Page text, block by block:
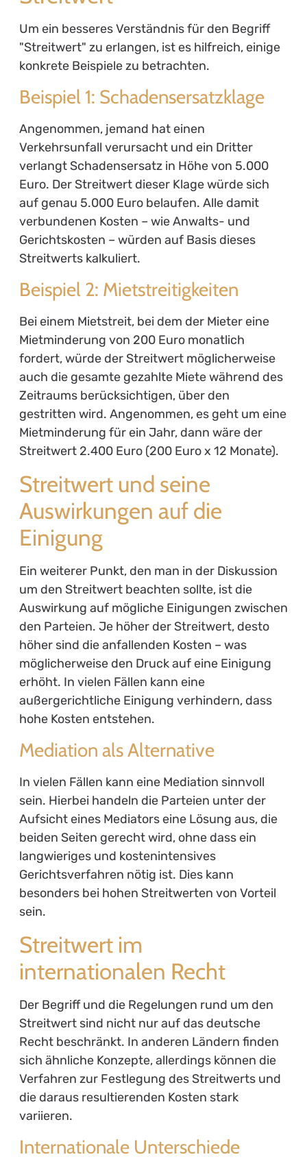
Um ein besseres Verständnis für den Begriff
"Streitwert" zu erlangen, ist es hilfreich, einige
konkrete Beispiele zu betrachten.
Beispiel 1: Schadensersatzklage
Angenommen, jemand hat einen
Verkehrsunfall verursacht und ein Dritter
verlangt Schadensersatz in Höhe von 5.000
Euro. Der Streitwert dieser Klage würde sich
auf genau 5.000 Euro belaufen. Alle damit
verbundenen Kosten – wie Anwalts- und
Gerichtskosten – würden auf Basis dieses
Streitwerts kalkuliert.
Beispiel 2: Mietstreitigkeiten
Bei einem Mietstreit, bei dem der Mieter eine
Mietminderung von 200 Euro monatlich
fordert, würde der Streitwert möglicherweise
auch die gesamte gezahlte Miete während des
Zeitraums berücksichtigen, über den
gestritten wird. Angenommen, es geht um eine
Mietminderung für ein Jahr, dann wäre der
Streitwert 2.400 Euro (200 Euro x 12 Monate).
Streitwert und seine
Auswirkungen auf die
Einigung
Ein weiterer Punkt, den man in der Diskussion
um den Streitwert beachten sollte, ist die
Auswirkung auf mögliche Einigungen zwischen
den Parteien. Je höher der Streitwert, desto
höher sind die anfallenden Kosten – was
möglicherweise den Druck auf eine Einigung
erhöht. In vielen Fällen kann eine
außergerichtliche Einigung verhindern, dass
hohe Kosten entstehen.
Mediation als Alternative
In vielen Fällen kann eine Mediation sinnvoll
sein. Hierbei handeln die Parteien unter der
Aufsicht eines Mediators eine Lösung aus, die
beiden Seiten gerecht wird, ohne dass ein
langwieriges und kostenintensives
Gerichtsverfahren nötig ist. Dies kann
besonders bei hohen Streitwerten von Vorteil
sein.
Streitwert im
internationalen Recht
Der Begriff und die Regelungen rund um den
Streitwert sind nicht nur auf das deutsche
Recht beschränkt. In anderen Ländern finden
sich ähnliche Konzepte, allerdings können die
Verfahren zur Festlegung des Streitwerts und
die daraus resultierenden Kosten stark
variieren.
Internationale Unterschiede